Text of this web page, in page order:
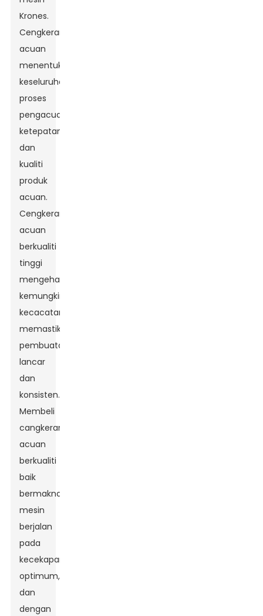
Krones.
Cengkerang
acuan
menentukan
keseluruhan
proses
pengacuan,
ketepatan
dan
kualiti
produk
acuan.
Cengkerang
acuan
berkualiti
tinggi
mengehadkan
kemungkinan
kecacatan,
memastikan
pembuatan
lancar
dan
konsisten.
Membeli
cangkerang
acuan
berkualiti
baik
bermakna
mesin
berjalan
pada
kecekapan
optimum,
dan
dengan